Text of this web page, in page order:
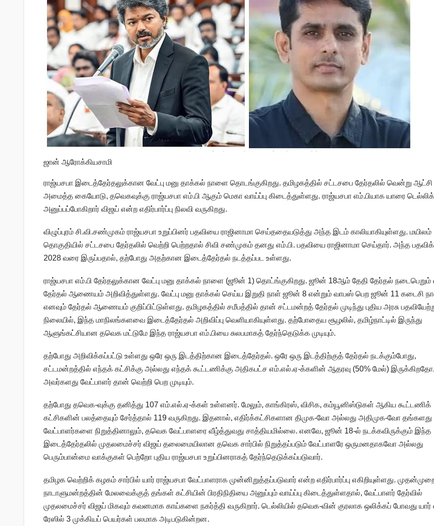
ஜான் ஆரோக்கியசாமி
ராஜ்யசபா இடைத்தேர்தலுக்கான வேட்பு மனு தாக்கல் நாளை தொடங்குகிறது. தமிழகத்தில் சட்டசபை தேர்தலில் வென்று ஆட்சி
அமைத்த கையோடு, தவெகவுக்கு ராஜ்யசபா எம்.பி ஆகும் மெகா வாய்ப்பு கிடைத்துள்ளது. ராஜ்யசபா எம்.பியாக யாரை
அனுப்பப்போகிறார் விஜய் என்ற எதிர்பார்ப்பு நிலவி வருகிறது.
விழுப்புரம் சி.வி.சண்முகம் ராஜ்யசபா உறுப்பினர் பதவியை ராஜினாமா செய்ததையடுத்து அந்த இடம் காலியாகியுள்ளது. மயிலம்
தொகுதியில் சட்டசபை தேர்தலில் வெற்றி பெற்றதால் சிவி சண்முகம் தனது எம்.பி. பதவியை ராஜினாமா செய்தார். அந்த
2028 வரை இருப்பதால், தற்போது அதற்கான இடைத்தேர்தல் நடத்தப்பட உள்ளது.
ராஜ்யசபா எம்.பி தேர்தலுக்கான வேட்பு மனு தாக்கல் நாளை (ஜூன் 1) தொட்ங்குகிறது. ஜூன் 18ஆம் தேதி தேர்தல்
தேர்தல் ஆணையம் அறிவித்துள்ளது. வேட்பு மனு தாக்கல் செய்ய இறுதி நாள் ஜூன் 8 என்றும் வாபஸ் பெற ஜூன் 11 கடைசி
எனவும் தேர்தல் ஆணையம் குறிப்பிட்டுள்ளது. தமிழகத்தில் சமீபத்தில் தான் சட்டமன்றத் தேர்தல் முடிந்து புதிய அரசு
நிலையில், இந்த மாநிலங்களவை இடைத்தேர்தல் அறிவிப்பு வெளியாகியுள்ளது. தற்போதைய சூழலில், தமிழ்நாட்டில் இருந்து
ஆளுங்கட்சியான தவெக மட்டுமே இந்த ராஜ்யசபா எம்.பியை சுலபமாகத் தேர்ந்தெடுக்க முடியும்.
தற்போது அறிவிக்கப்பட்டு உள்ளது ஒரே ஒரு இடத்திற்கான இடைத்தேர்தல். ஒரே ஒரு இடத்திற்குத் தேர்தல் நடக்கும்போது,
சட்டமன்றத்தில் எந்தக் கட்சிக்கு அல்லது எந்தக் கூட்டணிக்கு அதிகபட்ச எம்.எல்.ஏ-க்களின் ஆதரவு (50% மேல்) இருக்கிறதோ,
அவர்களது வேட்பாளர் தான் வெற்றி பெற முடியும்.
தற்போது தவெக-வுக்கு தனித்து 107 எம்.எல்.ஏ-க்கள் உள்ளனர். மேலும், காங்கிரஸ், விசிக, கம்யூனிஸ்டுகள் ஆகிய கூட்டணிக்
கட்சிகளின் பலத்தையும் சேர்த்தால் 119 வருகிறது. இதனால், எதிர்க்கட்சிகளான திமுக-வோ அல்லது அதிமுக-வோ தங்களது
வேட்பாளர்களை நிறுத்தினாலும், தவெக வேட்பாளரை வீழ்த்துவது சாத்தியமில்லை. எனவே, ஜூன் 18-ல் நடக்கவிருக்கும் இந்த
இடைத்தேர்தலில் முதலமைச்சர் விஜய் தலைமையிலான தவெக சார்பில் நிறுத்தப்படும் வேட்பாளரே ஒருமனதாகவோ அல்லது
பெரும்பான்மை வாக்குகள் பெற்றோ புதிய ராஜ்யசபா உறுப்பினராகத் தேர்ந்தெடுக்கப்படுவார்.
தமிழக வெற்றிக் கழகம் சார்பில் யார் ராஜ்யசபா வேட்பாளராக முன்னிறுத்தப்படுவார் என்ற எதிர்பார்ப்பு எகிறியுள்ளது.
நாடாளுமன்றத்தின் மேலவைக்குத் தங்கள் கட்சியின் பிரதிநிதியை அனுப்பும் வாய்ப்பு கிடைத்துள்ளதால், வேட்பாளர் தேர்வில்
முதலமைச்சர் விஜய் மிகவும் கவனமாக காய்களை நகர்த்தி வருகிறார். டெல்லியில் தவெக-வின் குரலாக ஒலிக்கப் போவது
ரேஸில் 3 முக்கியப் பெயர்கள் பலமாக அடிபடுகின்றன.